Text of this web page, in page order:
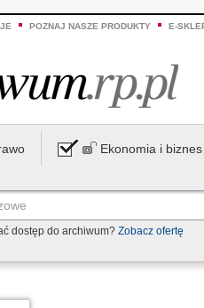
POZNAJ NASZE PRODUKTY E-
Ekonomia i biznes
dostęp do archiwum? Zobacz ofertę